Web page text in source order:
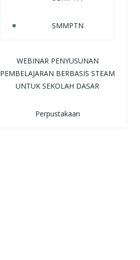
SMMPTN
WEBINAR PENYUSUNAN
PEMBELAJARAN BERBASIS STEAM
UNTUK SEKOLAH DASAR
Perpustakaan